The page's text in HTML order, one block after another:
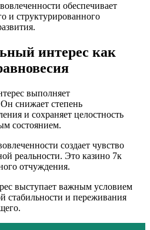
обеспечивает
и структурированного
интерес как
выполняет
снижает степень
и сохраняет целостность
состоянием.
создает чувство
реальности. Это казино 7к
отчуждения.
выступает важным условием
стабильности и переживания